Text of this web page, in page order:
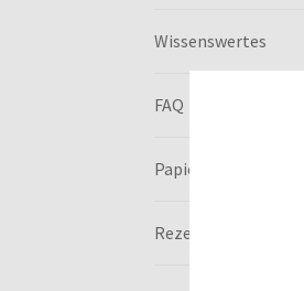
Wissenswertes
FAQ
Papierschnittmuster
Rezensionen (5)